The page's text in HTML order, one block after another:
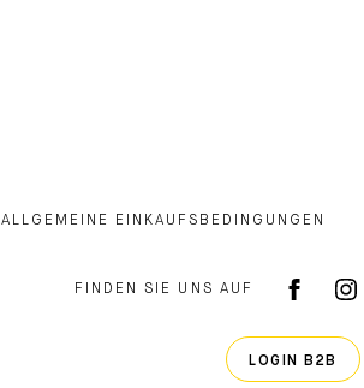
ALLGEMEINE EINKAUFSBEDINGUNGEN
FINDEN SIE UNS AUF
LOGIN B2B